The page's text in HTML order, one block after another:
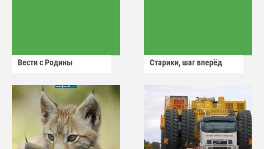
Вести с Родины Старики, шаг вперёд